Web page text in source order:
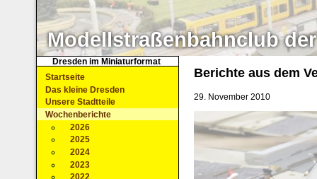
Modellstraßenbahnclub der
Berichte aus dem
29. November 2010
Dresden im Miniaturformat
Startseite
Das kleine Dresden
Unsere Stadtteile
Wochenberichte
2026
2025
2024
2023
2022